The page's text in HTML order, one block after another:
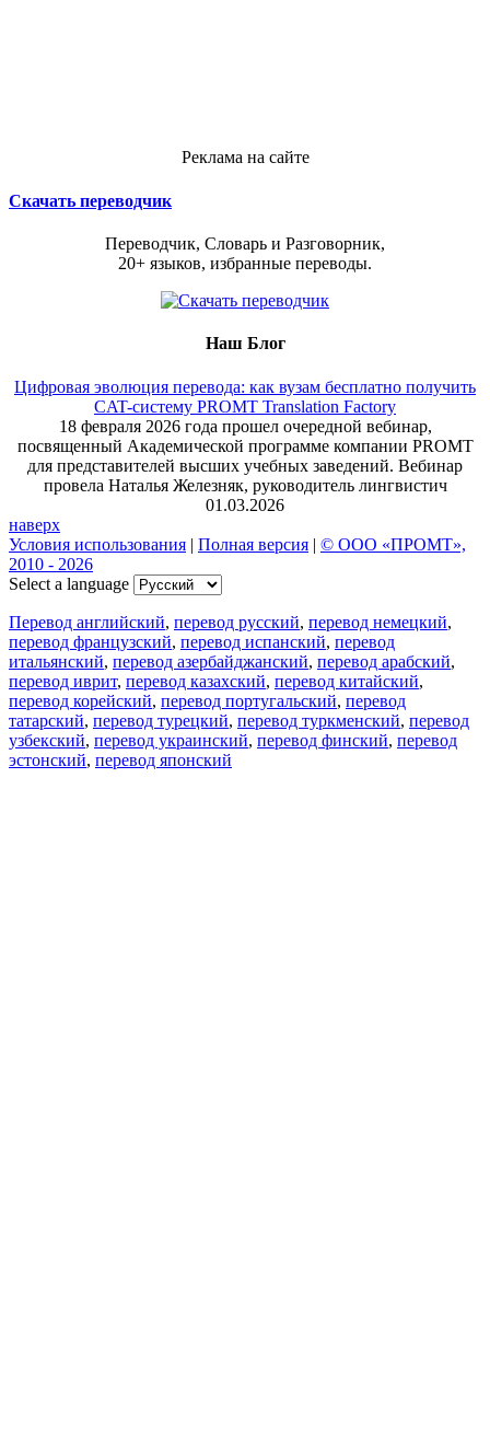
Реклама на сайте
Скачать переводчик
Переводчик, Словарь и Разговорник,
20+ языков, избранные переводы.
Наш Блог
Цифровая эволюция перевода: как вузам бесплатно получить
CAT-систему PROMT Translation Factory
18 февраля 2026 года прошел очередной вебинар,
посвященный Академической программе компании PROMT
для представителей высших учебных заведений. Вебинар
провела Наталья Железняк, руководитель лингвистич
01.03.2026
наверх
Условия использования | Полная версия | © ООО «ПРОМТ»,
2010 - 2026
Select a language
Перевод английский, перевод русский, перевод немецкий,
перевод французский, перевод испанский, перевод
итальянский, перевод азербайджанский, перевод арабский,
перевод иврит, перевод казахский, перевод китайский,
перевод корейский, перевод португальский, перевод
татарский, перевод турецкий, перевод туркменский, перевод
узбекский, перевод украинский, перевод финский, перевод
эстонский, перевод японский